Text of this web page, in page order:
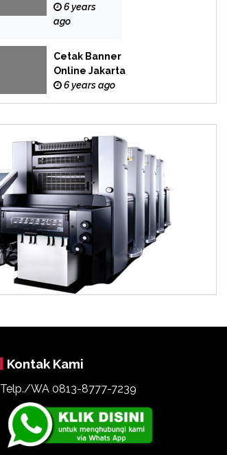
Yasin
Online
6 years
ago
Cetak Banner
Online Jakarta
6 years ago
Kontak Kami
Telp./WA 0813-8777-7239